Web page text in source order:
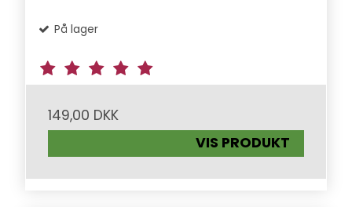
På lager
149,00 DKK
VIS PRODUKT